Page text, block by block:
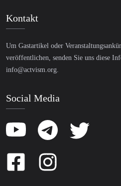
Kontakt
Um Gastartikel oder
veröffentlichen, senden Sie uns diese
info@actvism.org
Social Media